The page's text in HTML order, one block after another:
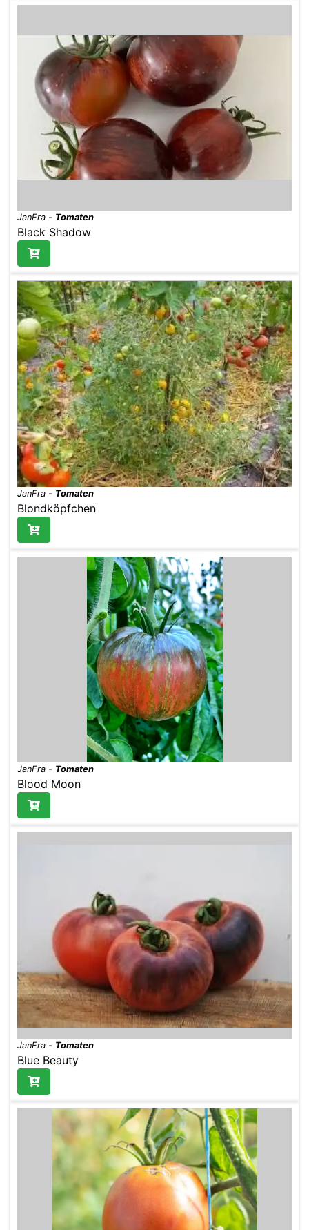
JanFra - Tomaten
Black Shadow
JanFra - Tomaten
Blondköpfchen
JanFra - Tomaten
Blood Moon
JanFra - Tomaten
Blue Beauty